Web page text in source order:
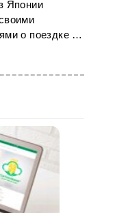
Японии
о поездке в